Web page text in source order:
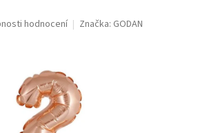
hodnocení Značka: GODAN